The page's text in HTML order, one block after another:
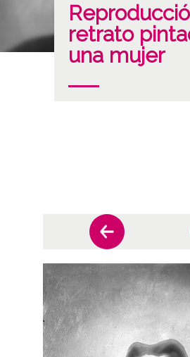
retrato
una mujer